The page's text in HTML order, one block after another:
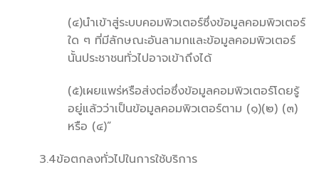
(๔)นำเข้าสู่ระบบคอมพิวเตอร์ซึ่งข้อมูลคอมพิวเตอร์
ใด ๆ ที่มีลักษณะอันลามกและข้อมูลคอมพิวเตอร์
นั้นประชาชนทั่วไปอาจเข้าถึงได้
(๕)เผยแพร่หรือส่งต่อซึ่งข้อมูลคอมพิวเตอร์โดยรู้
อยู่แล้วว่าเป็นข้อมูลคอมพิวเตอร์ตาม (๑)(๒) (๓)
หรือ (๔)”
3.4ข้อตกลงทั่วไปในการใช้บริการ